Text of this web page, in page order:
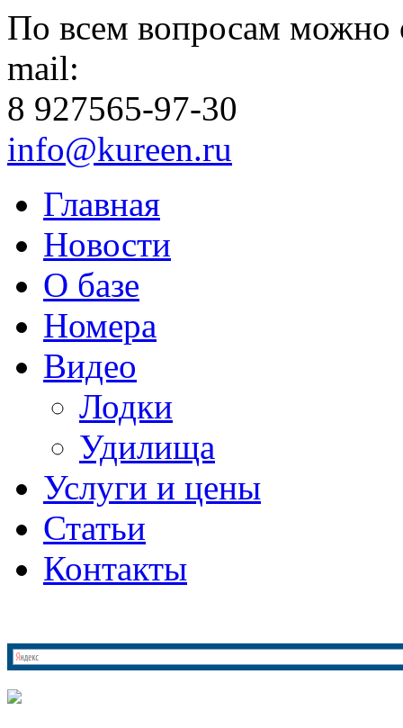
По всем вопросам можно
mail:
8 927565-97-30
info@kureen.ru
Главная
Новости
О базе
Номера
Видео
Лодки
Удилища
Услуги и цены
Статьи
Контакты